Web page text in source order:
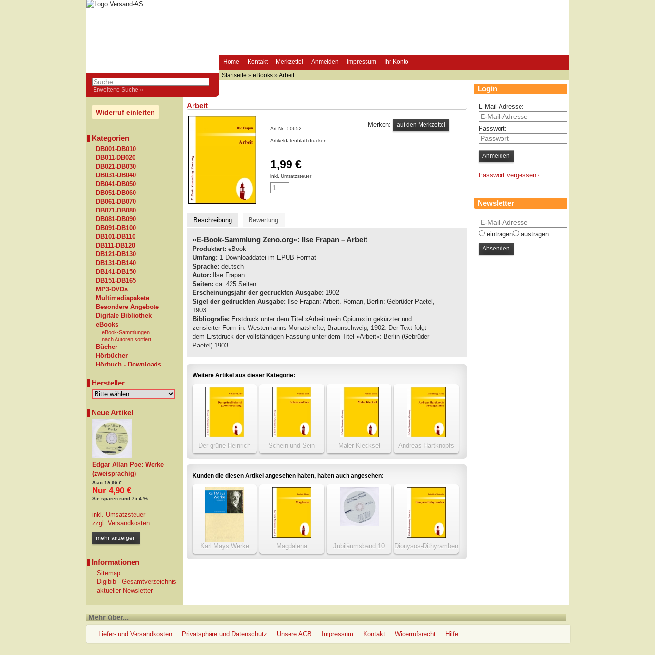
Home Kontakt Merkzettel Anmelden Impressum Ihr Konto
Erweiterte Suche »
Startseite » eBooks » Arbeit
Widerruf einleiten
Kategorien
DB001-DB010
DB011-DB020
DB021-DB030
DB031-DB040
DB041-DB050
DB051-DB060
DB061-DB070
DB071-DB080
DB081-DB090
DB091-DB100
DB101-DB110
DB111-DB120
DB121-DB130
DB131-DB140
DB141-DB150
DB151-DB165
MP3-DVDs
Multimediapakete
Besondere Angebote
Digitale Bibliothek
eBooks
eBook-Sammlungen
nach Autoren sortiert
Bücher
Hörbücher
Hörbuch - Downloads
Hersteller
Neue Artikel
Edgar Allan Poe: Werke
(zweisprachig)
Statt19,90 €
Nur 4,90 €
Sie sparen rund 75.4 %
inkl. Umsatzsteuer
zzgl. Versandkosten
mehr anzeigen
Informationen
Sitemap
Digibib - Gesamtverzeichnis
aktueller Newsletter
Arbeit
Art.Nr.: 50652
Artikeldatenblatt drucken
1,99 €
inkl. Umsatzsteuer
Merken:
Beschreibung Bewertung
»E-Book-Sammlung Zeno.org«: Ilse Frapan – Arbeit
Produktart: eBook
Umfang: 1 Downloaddatei im EPUB-Format
Sprache: deutsch
Autor: Ilse Frapan
Seiten: ca. 425 Seiten
Erscheinungsjahr der gedruckten Ausgabe: 1902
Sigel der gedruckten Ausgabe: Ilse Frapan: Arbeit. Roman, Berlin: Gebrüder Paetel,
1903.
Bibliografie: Erstdruck unter dem Titel »Arbeit mein Opium« in gekürzter und
zensierter Form in: Westermanns Monatshefte, Braunschweig, 1902. Der Text folgt
dem Erstdruck der vollständigen Fassung unter dem Titel »Arbeit«: Berlin (Gebrüder
Paetel) 1903.
Weitere Artikel aus dieser Kategorie:
Der grüne Heinrich
[Zweite Fassung]
Schein und Sein Maler Klecksel
Andreas Hartknopfs
Predigerjahre
Kunden die diesen Artikel angesehen haben, haben auch angesehen:
Karl Mays Werke Magdalena
Jubiläumsband 10
Jahre Digitale
Dionysos-Dithyramben
Login
E-Mail-Adresse:
Passwort:
Passwort vergessen?
Newsletter
eintragen austragen
Mehr über...
Liefer- und Versandkosten Privatsphäre und Datenschutz Unsere AGB Impressum Kontakt Widerrufsrecht Hilfe